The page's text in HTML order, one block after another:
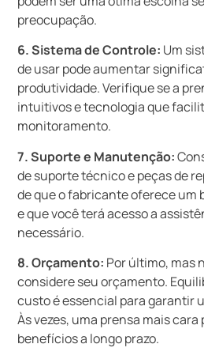
preocupação.
6. Sistema de Controle: Um
de usar pode aumentar
produtividade. Verifique se a
intuitivos e tecnologia que
monitoramento.
7. Suporte e Manutenção:
de suporte técnico e peças de
de que o fabricante oferece um
e que você terá acesso a
necessário.
8. Orçamento: Por último, mas
considere seu orçamento.
custo é essencial para garantir
Às vezes, uma prensa mais
benefícios a longo prazo.